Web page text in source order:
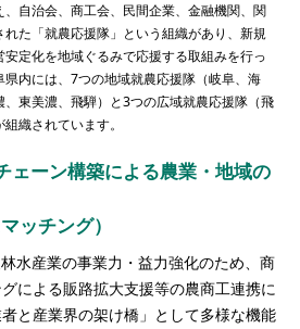
自治会、商工会、民間企業、金融機関、関
た「就農応援隊」という組織があり、新規
定化を地域ぐるみで応援する取組みを行っ
内には、7つの地域就農応援隊（岐阜、海
東美濃、飛騨）と3つの広域就農応援隊（飛
織されています。
ェーン構築による農業・地域の
ッチング）
水産業の事業力・益力強化のため、商
による販路拡大支援等の農商工連携に
と産業界の架け橋」として多様な機能